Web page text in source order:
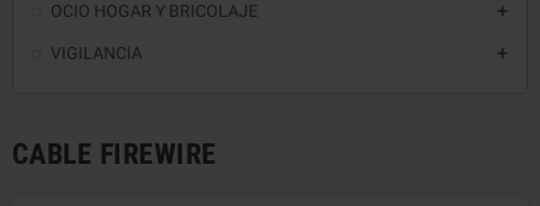
OCIO HOGAR Y BRICOLAJE 
VIGILANCIA 
CABLE FIREWIRE